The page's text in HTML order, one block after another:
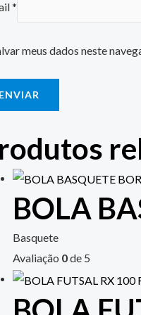
*
meus dados neste
BOLA
Basquete
Avaliação 0de 5